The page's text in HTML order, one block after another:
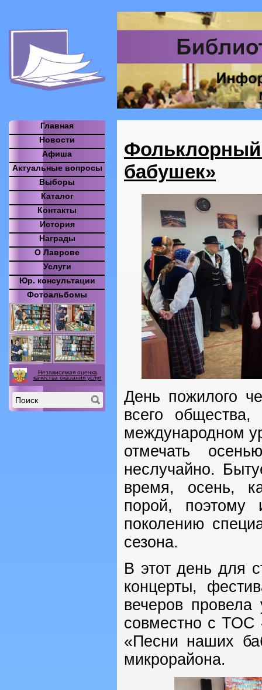
Фольклорный
бабушек»
День пожилого
всего
международном
отмечать
неслучайно.
время, осень,
порой,
поколению
сезона.
В этот день для
концерты,
вечеров
совместно с ТОС
«Песни наших
микрорайона.
Главная
Новости
Афиша
Актуальные вопросы
Выборы
Каталог
Контакты
История
Награды
О Лаврове
Услуги
Юр. консультации
Фотоальбомы
Независимая оценка
качества оказания услуг